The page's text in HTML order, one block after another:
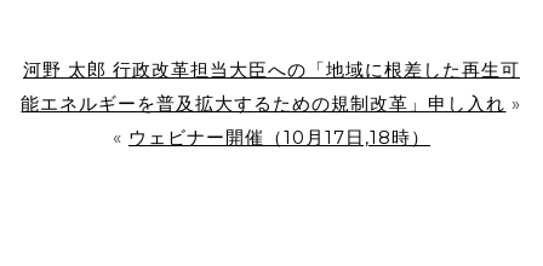
河野 太郎 行政改革担当大臣への「地域に根差した再生可
能エネルギーを普及拡大するための規制改革」申し入れ »
« ウェビナー開催（10月17日,18時）